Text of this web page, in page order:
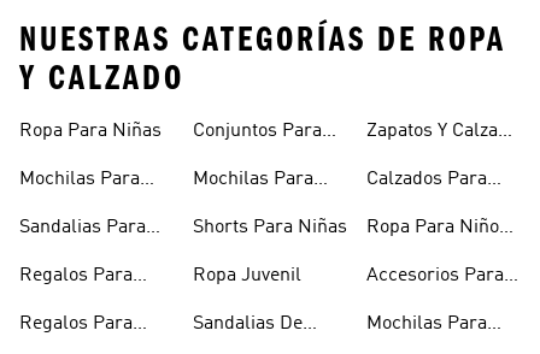
NUESTRAS CATEGORÍAS DE ROPA
Y CALZADO
Ropa Para Niñas
Mochilas Para
Sandalias Para
Regalos Para
Regalos Para
Conjuntos Para
Mochilas Para
Shorts Para Niñas
Ropa Juvenil
Sandalias De
Zapatos Y Calzado
Calzados Para
Ropa Para Niños
Accesorios Para
Mochilas Para